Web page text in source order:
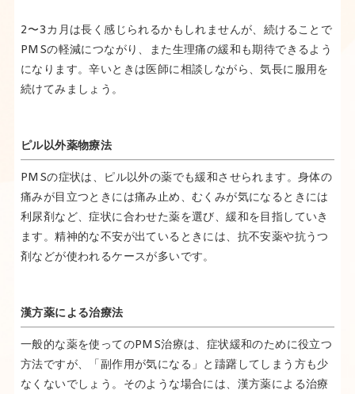
2〜3カ月は長く感じられるかもしれませんが、続けることで
PMSの軽減につながり、また生理痛の緩和も期待できるよう
になります。辛いときは医師に相談しながら、気長に服用を
続けてみましょう。
ピル以外薬物療法
PMSの症状は、ピル以外の薬でも緩和させられます。身体の
痛みが目立つときには痛み止め、むくみが気になるときには
利尿剤など、症状に合わせた薬を選び、緩和を目指していき
ます。精神的な不安が出ているときには、抗不安薬や抗うつ
剤などが使われるケースが多いです。
漢方薬による治療法
一般的な薬を使ってのPMS治療は、症状緩和のために役立つ
方法ですが、「副作用が気になる」と躊躇してしまう方も少
なくないでしょう。そのような場合には、漢方薬による治療